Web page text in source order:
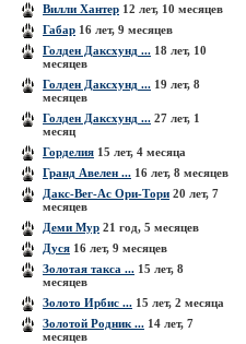
Вилли Хантер 12 лет, 10 месяцев
Габар 16 лет, 9 месяцев
Голден Даксхунд ... 18 лет, 10
месяцев
Голден Даксхунд ... 19 лет, 8
месяцев
Голден Даксхунд ... 27 лет, 1
месяц
Горделия 15 лет, 4 месяца
Гранд Авелен ... 16 лет, 8 месяцев
Дакс-Вег-Ас Ори-Тори 20 лет, 7
месяцев
Деми Мур 21 год, 5 месяцев
Дуся 16 лет, 9 месяцев
Золотая такса ... 15 лет, 8
месяцев
Золото Ирбис ... 15 лет, 2 месяца
Золотой Родник ... 14 лет, 7
месяцев